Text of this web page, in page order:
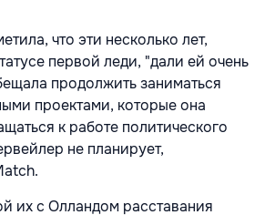
что эти несколько лет,
первой леди, "дали ей очень
продолжить заниматься
проектами, которые она
к работе политического
не планирует,
их с Олландом расставания